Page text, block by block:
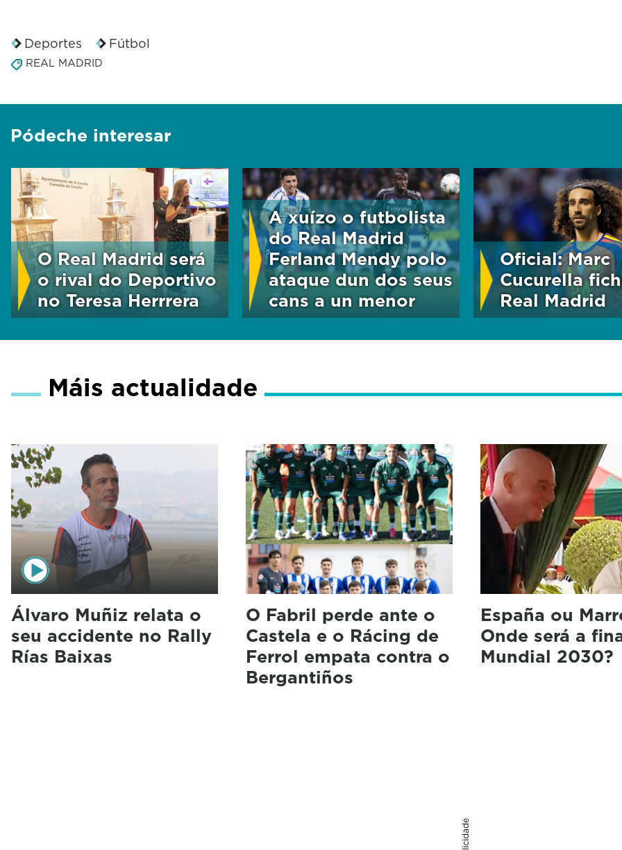
Deportes Fútbol
REAL MADRID
Pódeche interesar
O Real Madrid será
o rival do Deportivo
no Teresa Herrrera
A xuízo o futbolista
do Real Madrid
Ferland Mendy polo
ataque dun dos seus
cans a un menor
Oficial: Marc
Cucurella
Real Madrid
Máis actualidade
Álvaro Muñiz relata o
seu accidente no Rally
Rías Baixas
O Fabril perde ante o
Castela e o Rácing de
Ferrol empata contra o
Bergantiños
España ou
Onde será a
Mundial 2030?